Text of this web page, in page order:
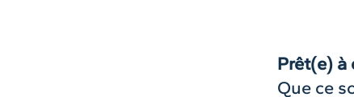
Prêt(e) à
Que ce